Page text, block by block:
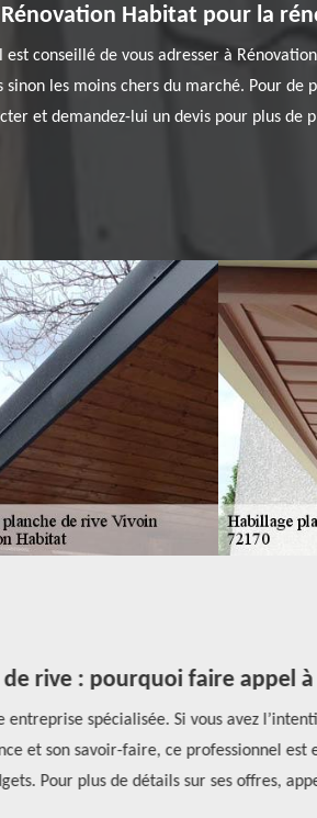
Habitat pour la
conseillé de vous adresser à
les moins chers du marché. Pour de
et demandez-lui un devis pour plus de
rive : pourquoi faire appel
spécialisée. Si vous avez
et son savoir-faire, ce professionnel
Pour plus de détails sur ses offres,